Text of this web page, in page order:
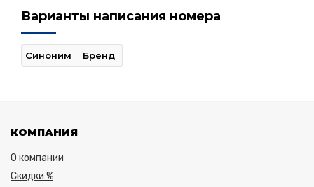
Варианты написания номера
Синоним Бренд
КОМПАНИЯ
О компании
Скидки %